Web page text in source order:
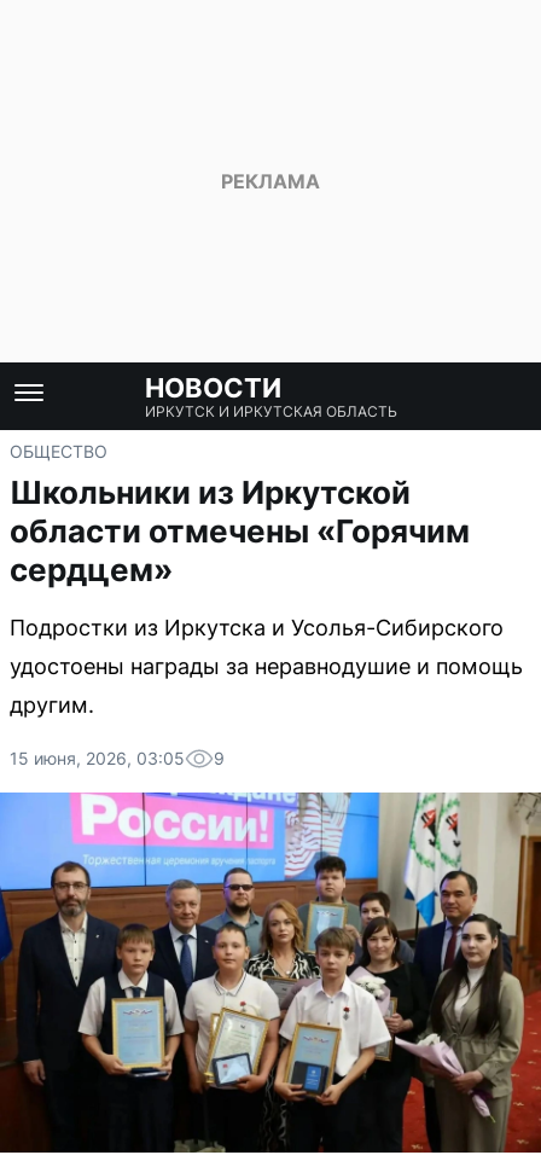
НОВОСТИ
ИРКУТСК И ИРКУТСКАЯ ОБЛАСТЬ
ОБЩЕСТВО
Школьники из Иркутской
области отмечены «Горячим
сердцем»
Подростки из Иркутска и Усолья-Сибирского
удостоены награды за неравнодушие и помощь
другим.
15 июня, 2026, 03:05 9